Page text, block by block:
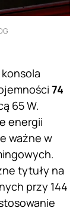
74
65 W.
energii
ważne w
tytuły na
przy 144